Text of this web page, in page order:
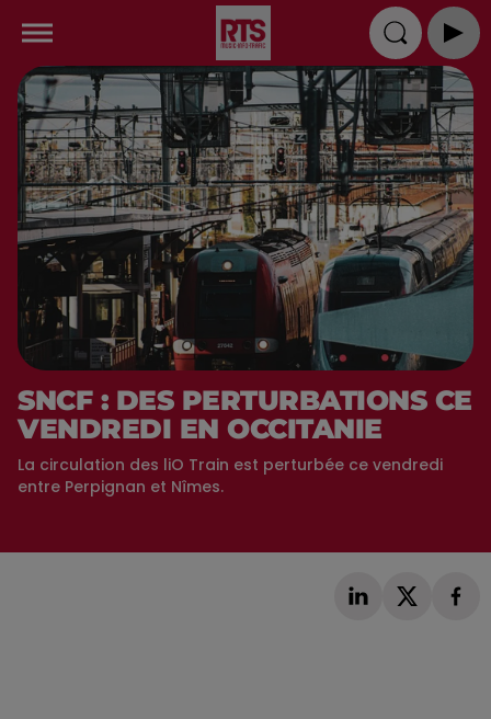
SNCF : DES PERTURBATIONS CE
VENDREDI EN OCCITANIE
La circulation des liO Train est perturbée ce vendredi
entre Perpignan et Nîmes.